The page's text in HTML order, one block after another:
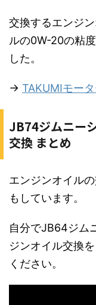
交換するエンジ
ルの0W-20の粘
した。
→ TAKUMIモー
JB74ジムニー
交換 まとめ
エンジンオイル
もしています。
自分でJB64ジム
ジンオイル交換
ください。